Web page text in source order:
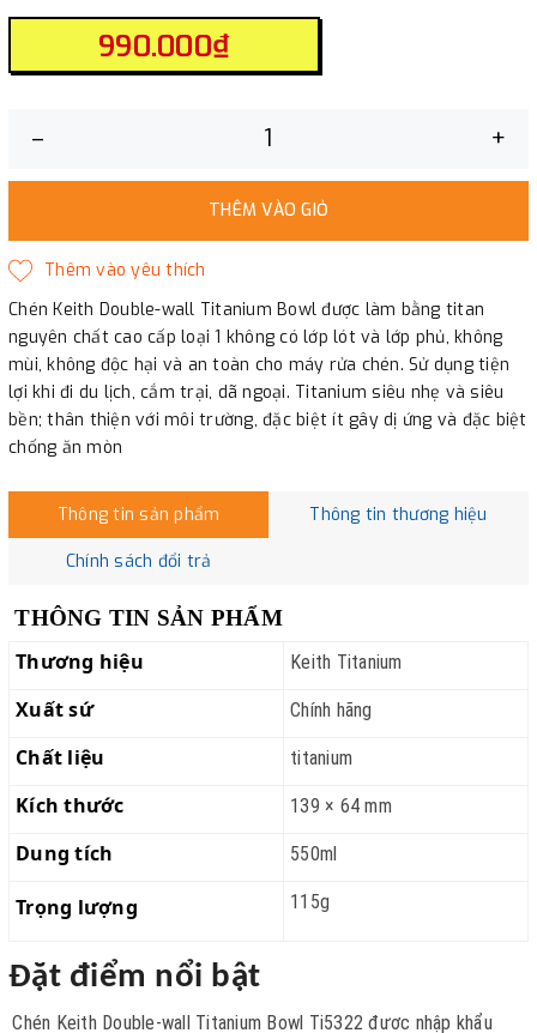
990.000₫
– +
THÊM VÀO GIỎ
Chén Keith Double-wall Titanium Bowl được làm bằng titan
nguyên chất cao cấp loại 1 không có lớp lót và lớp phủ, không
mùi, không độc hại và an toàn cho máy rửa chén. Sử dụng tiện
lợi khi đi du lịch, cắm trại, dã ngoại. Titanium siêu nhẹ và siêu
bền; thân thiện với môi trường, đặc biệt ít gây dị ứng và đặc biệt
chống ăn mòn
Thông tin sản phẩm Thông tin thương hiệu
Chính sách đổi trả
THÔNG TIN SẢN PHẨM
Thương hiệu Keith Titanium
Xuất sứ Chính hãng
Chất liệu titanium
Kích thước 139 × 64 mm
Dung tích 550ml
Trọng lượng 115g
Đặt điểm nổi bật
Chén Keith Double-wall Titanium Bowl Ti5322 đươc nhập khẩu